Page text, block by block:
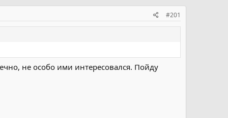
#201
не особо ими интересовался. Пойду